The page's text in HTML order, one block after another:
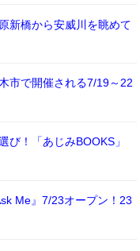
新橋から安威川を眺めて
市で開催される7/19～22
び！「あじみBOOKS」
Me』7/23オープン！23